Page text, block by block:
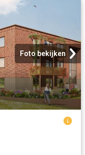
Foto bekijken